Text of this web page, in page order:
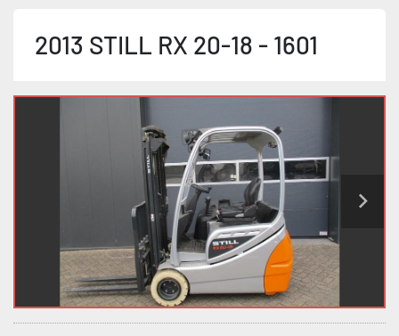
2013 STILL RX 20-18 - 1601